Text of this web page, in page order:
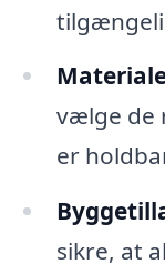
vælge de
er
sikre, at